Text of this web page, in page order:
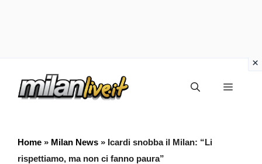
Menu
Home » Milan News » Icardi snobba il Milan: “Li
rispettiamo, ma non ci fanno paura”